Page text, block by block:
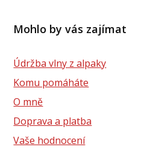
Mohlo by vás zajímat
Údržba vlny z alpaky
Komu pomáháte
O mně
Doprava a platba
Vaše hodnocení